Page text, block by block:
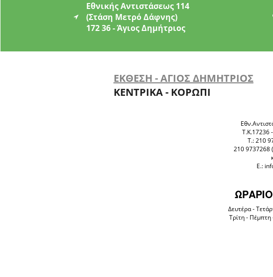
Εθνικής Αντιστάσεως 114
(Στάση Μετρό Δάφνης)
172 36 - Άγιος Δημήτριος
ΕΚΘΕΣΗ - ΑΓΙΟΣ ΔΗΜΗΤΡΙΟΣ
ΚΕΝΤΡΙΚΑ - ΚΟΡΩΠΙ
Τ.Κ.17236
Τ.: 210
210 9737268
E.:
Δευτέρα -
Τρίτη -